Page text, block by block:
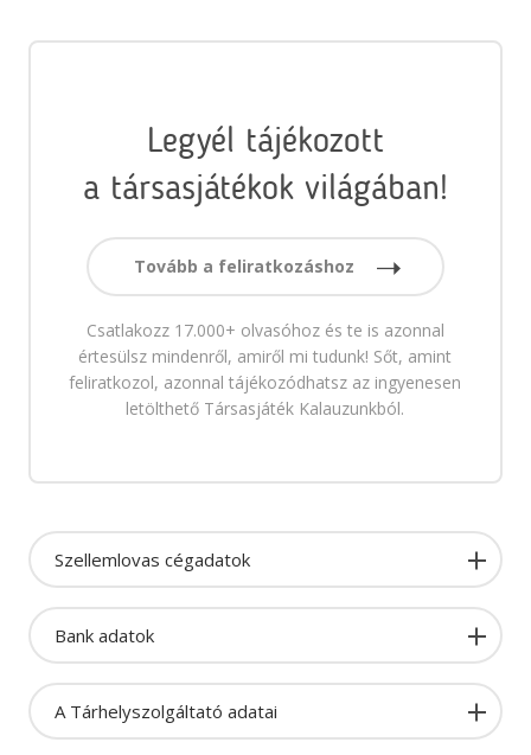
Legyél tájékozott
a társasjátékok világában!
Tovább a feliratkozáshoz
Csatlakozz 17.000+ olvasóhoz és te is azonnal
értesülsz mindenről, amiről mi tudunk! Sőt, amint
feliratkozol, azonnal tájékozódhatsz az ingyenesen
letölthető Társasjáték Kalauzunkból.
Szellemlovas cégadatok
Bank adatok
A Tárhelyszolgáltató adatai